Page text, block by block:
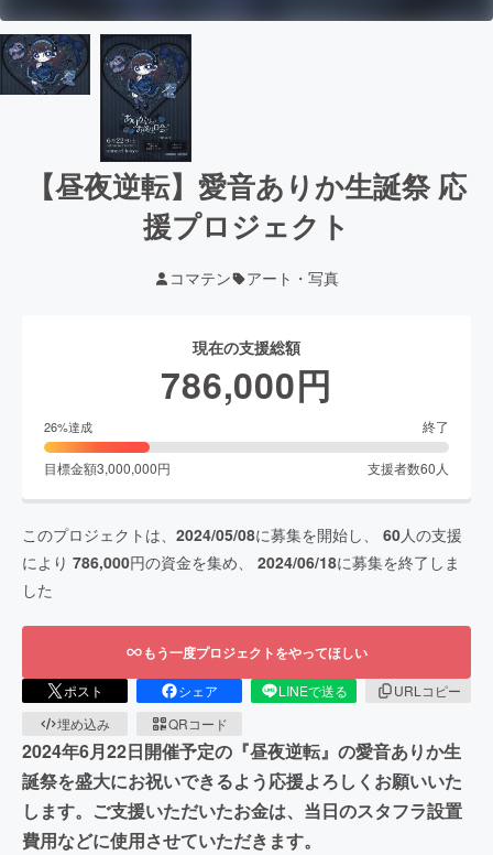
【昼夜逆転】愛音ありか生誕祭 応
援プロジェクト
コマテン アート・写真
現在の支援総額
786,000円
26%達成 終了
目標金額3,000,000円 支援者数60 人
このプロジェクトは、 2024/05/08に募集を開始し、 60人の支援
により 786,000円の資金を集め、 2024/06/18に募集を終了しま
した
もう一度プロジェクトをやってほしい
ポスト シェア LINEで送る
URLコピー
埋め込み
QRコード
2024年6月22日開催予定の『昼夜逆転』の愛音ありか生
誕祭を盛大にお祝いできるよう応援よろしくお願いいた
します。ご支援いただいたお金は、当日のスタフラ設置
費用などに使用させていただきます。